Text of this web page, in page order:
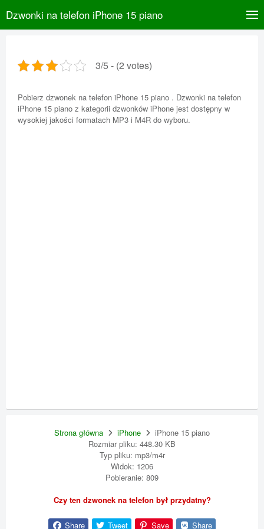
Dzwonki na telefon iPhone 15 piano
3/5 - (2 votes)
Pobierz dzwonek na telefon iPhone 15 piano . Dzwonki na telefon
iPhone 15 piano z kategorii dzwonków iPhone jest dostępny w
wysokiej jakości formatach MP3 i M4R do wyboru.
Strona główna iPhone
iPhone 15 piano
Rozmiar pliku: 448.30 KB
Typ pliku: mp3/m4r
Widok: 1206
Pobieranie: 809
Czy ten dzwonek na telefon był przydatny?
Share Tweet Save Share